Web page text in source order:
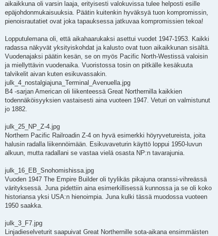
aikaikkuna oli varsin laaja, erityisesti valokuvissa tulee helposti esille
epäjohdonmukaisuuksia. Päätin kuitenkin hyväksyä tuon kompromissin,
pienoisrautatiet ovat joka tapauksessa jatkuvaa kompromissien tekoa!
Lopputulemana oli, että aikahaarukaksi asettui vuodet 1947-1953. Kaikki
radassa näkyvät yksityiskohdat ja kalusto ovat tuon aikaikkunan sisältä.
Vuodenajaksi päätin kesän, se on myös Pacific North-Westissä valoisin
ja miellyttävin vuodenaika. Vuoristossa tosin on pitkälle kesäkuuta
talvikelit aivan kuten esikuvassakin.
julk_4_nostalgiajuna_Terminal_Avenuella.jpg
B4 -sarjan American oli liikenteessä Great Northernilla kaikkien
todennäköisyyksien vastaisesti aina vuoteen 1947. Veturi on valmistunut
jo 1882.
julk_25_NP_Z-4.jpg
Northern Pacific Railroadin Z-4 on hyvä esimerkki höyryvetureista, joita
halusin radalla liikennöimään. Esikuvaveturin käyttö loppui 1950-luvun
alkuun, mutta radallani se vastaa vielä osasta NP:n tavarajunia.
julk_16_EB_Snohomishissa.jpg
Vuoden 1947 The Empire Builder oli tyylikäs pikajuna oranssi-vihreässä
värityksessä. Juna pidettiin aina esimerkillisessä kunnossa ja se oli koko
historiansa yksi USA:n hienoimpia. Juna kulki tässä muodossa vuoteen
1950 saakka.
julk_3_F7.jpg
Linjadieselveturit saapuivat Great Northernille sota-aikana ensimmäisten